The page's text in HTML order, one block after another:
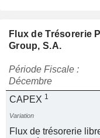
Flux de Trésorerie
Group, S.A.
Période Fiscale :
Décembre
CAPEX 1
Variation
Flux de trésorerie